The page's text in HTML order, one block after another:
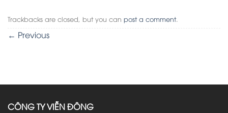
Trackbacks are closed, but you can post a comment.
← Previous
CÔNG TY VIỄN ĐÔNG